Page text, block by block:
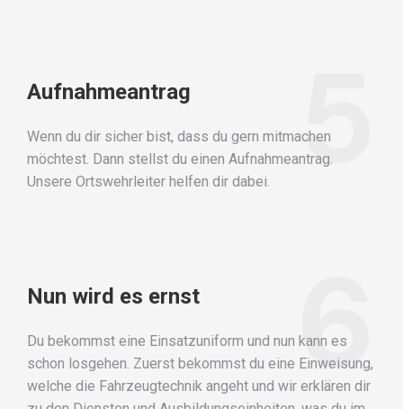
5
Aufnahmeantrag
Wenn du dir sicher bist, dass du gern mitmachen
möchtest. Dann stellst du einen Aufnahmeantrag.
Unsere Ortswehrleiter helfen dir dabei.
6
Nun wird es ernst
Du bekommst eine Einsatzuniform und nun kann es
schon losgehen. Zuerst bekommst du eine Einweisung,
welche die Fahrzeugtechnik angeht und wir erklären dir